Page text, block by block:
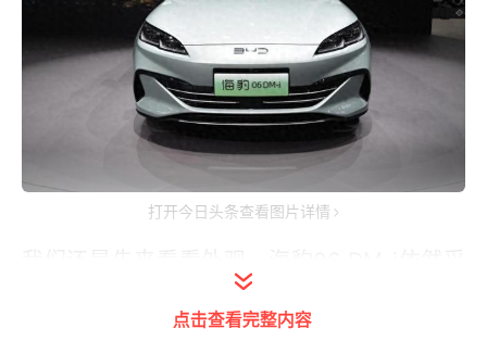
打开今日头条查看图片详情
用了“海洋美学”的设计理念，但与目前在售的
海豹DM-i等车型还是不太一样。这台车对外观
点击查看完整内容